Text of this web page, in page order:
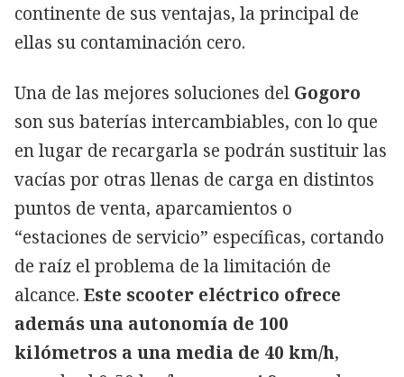
continente de sus ventajas, la principal de
ellas su contaminación cero.
Una de las mejores soluciones del Gogoro
son sus baterías intercambiables, con lo que
en lugar de recargarla se podrán sustituir las
vacías por otras llenas de carga en distintos
puntos de venta, aparcamientos o
“estaciones de servicio” específicas, cortando
de raíz el problema de la limitación de
alcance. Este scooter eléctrico ofrece
además una autonomía de 100
kilómetros a una media de 40 km/h,